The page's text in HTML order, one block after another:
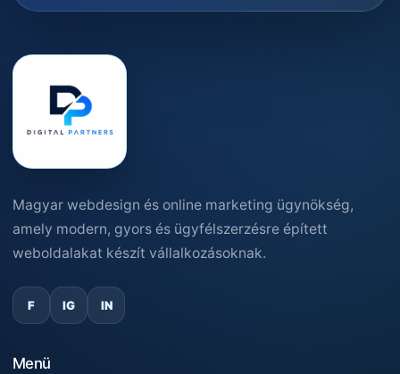
Magyar webdesign és online marketing ügynökség,
amely modern, gyors és ügyfélszerzésre épített
weboldalakat készít vállalkozásoknak.
F IG IN
Menü